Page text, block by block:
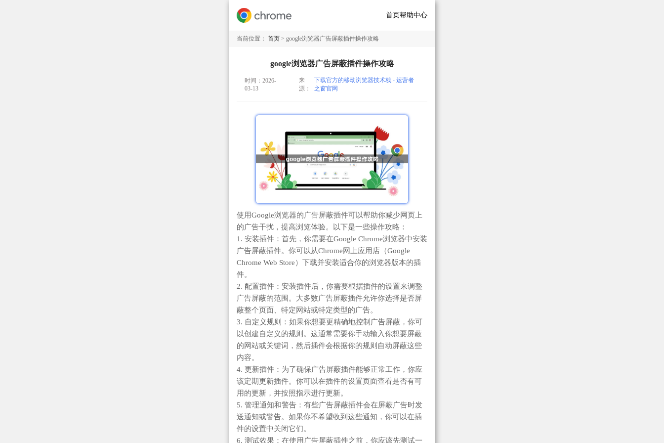
首页帮助中心
当前位置： 首页 > google浏览器广告屏蔽插件操作攻略
google浏览器广告屏蔽插件操作攻略
时间：2026-
03-13
来
源：
下载官方的移动浏览器技术栈 - 运营者
之窗官网
使用Google浏览器的广告屏蔽插件可以帮助你减少网页上
的广告干扰，提高浏览体验。以下是一些操作攻略：
1. 安装插件：首先，你需要在Google Chrome浏览器中安装
广告屏蔽插件。你可以从Chrome网上应用店（Google
Chrome Web Store）下载并安装适合你的浏览器版本的插
件。
2. 配置插件：安装插件后，你需要根据插件的设置来调整
广告屏蔽的范围。大多数广告屏蔽插件允许你选择是否屏
蔽整个页面、特定网站或特定类型的广告。
3. 自定义规则：如果你想要更精确地控制广告屏蔽，你可
以创建自定义的规则。这通常需要你手动输入你想要屏蔽
的网站或关键词，然后插件会根据你的规则自动屏蔽这些
内容。
4. 更新插件：为了确保广告屏蔽插件能够正常工作，你应
该定期更新插件。你可以在插件的设置页面查看是否有可
用的更新，并按照指示进行更新。
5. 管理通知和警告：有些广告屏蔽插件会在屏蔽广告时发
送通知或警告。如果你不希望收到这些通知，你可以在插
件的设置中关闭它们。
6. 测试效果：在使用广告屏蔽插件之前，你应该先测试一